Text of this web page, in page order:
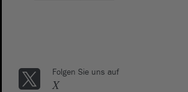
Folgen Sie uns auf
X